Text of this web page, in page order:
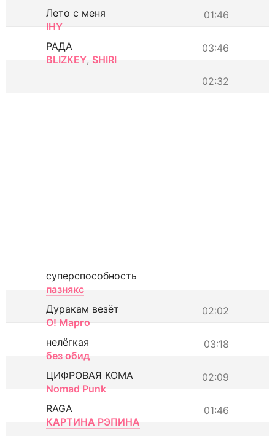
01:46
Лето с меня
IHY
03:46
РАДА
BLIZKEY, SHIRI
02:32
суперспособность
пазнякс
02:02
Дуракам везёт
О! Марго
03:18
нелёгкая
без обид
02:09
ЦИФРОВАЯ КОМА
Nomad Punk
01:46
RAGA
КАРТИНА РЭПИНА